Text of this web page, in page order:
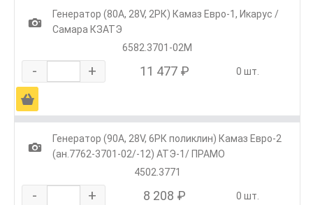
1
Генератор (80А, 28V, 2РК) Камаз Евро-1, Икарус /
Самара КЗАТЭ
6582.3701-02М
- + 11 477 ₽ 0 шт.
Ä
1
Генератор (90А, 28V, 6РК поликлин) Камаз Евро-2
(ан.7762-3701-02/-12) АТЭ-1/ ПРАМО
4502.3771
- + 8 208 ₽ 0 шт.